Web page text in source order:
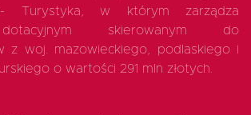
Turystyka, w którym zarządza
skierowanym do
z woj. mazowieckiego, podlaskiego i
o wartości 291 mln złotych.